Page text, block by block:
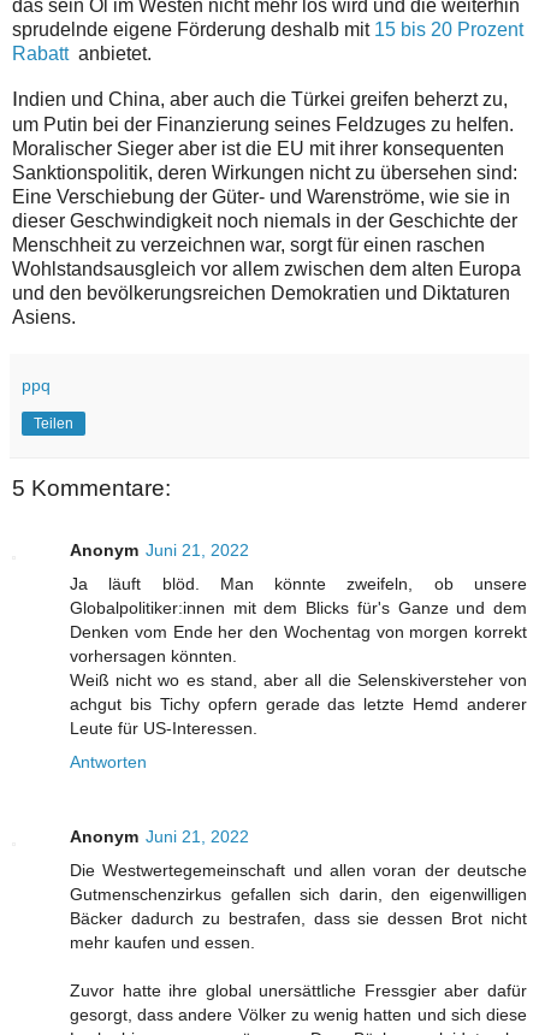
das sein Öl im Westen nicht mehr los wird und die weiterhin
sprudelnde eigene Förderung deshalb mit 15 bis 20 Prozent
Rabatt anbietet.
Indien und China, aber auch die Türkei greifen beherzt zu,
um Putin bei der Finanzierung seines Feldzuges zu helfen.
Moralischer Sieger aber ist die EU mit ihrer konsequenten
Sanktionspolitik, deren Wirkungen nicht zu übersehen sind:
Eine Verschiebung der Güter- und Warenströme, wie sie in
dieser Geschwindigkeit noch niemals in der Geschichte der
Menschheit zu verzeichnen war, sorgt für einen raschen
Wohlstandsausgleich vor allem zwischen dem alten Europa
und den bevölkerungsreichen Demokratien und Diktaturen
Asiens.
ppq
Teilen
5 Kommentare:
Anonym Juni 21, 2022
Ja läuft blöd. Man könnte zweifeln, ob unsere
Globalpolitiker:innen mit dem Blicks für's Ganze und dem
Denken vom Ende her den Wochentag von morgen korrekt
vorhersagen könnten.
Weiß nicht wo es stand, aber all die Selenskiversteher von
achgut bis Tichy opfern gerade das letzte Hemd anderer
Leute für US-Interessen.
Antworten
Anonym Juni 21, 2022
Die Westwertegemeinschaft und allen voran der deutsche
Gutmenschenzirkus gefallen sich darin, den eigenwilligen
Bäcker dadurch zu bestrafen, dass sie dessen Brot nicht
mehr kaufen und essen.
Zuvor hatte ihre global unersättliche Fressgier aber dafür
gesorgt, dass andere Völker zu wenig hatten und sich diese